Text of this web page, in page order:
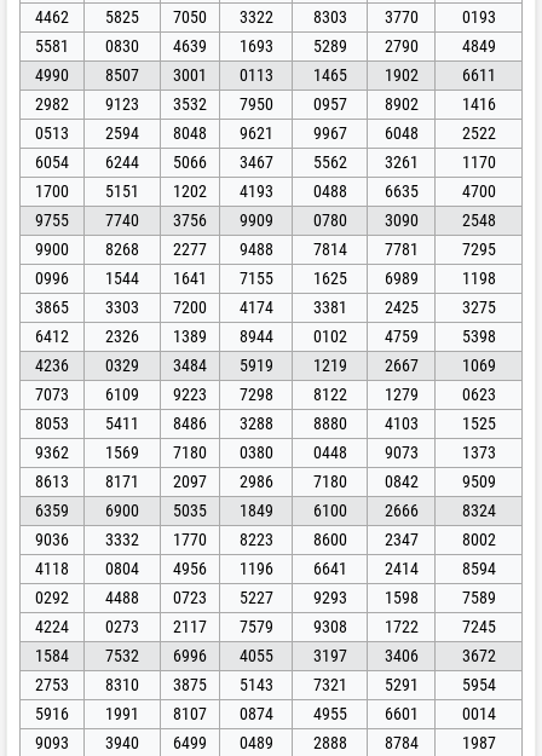
4462
5825 7050 3322 8303 3770
0193
5581
0830 4639 1693 5289 2790
4849
4990
8507 3001 0113 1465 1902
6611
2982
9123 3532 7950 0957 8902
1416
0513
2594 8048 9621 9967 6048
2522
6054
6244 5066 3467 5562 3261
1170
1700
5151 1202 4193 0488 6635
4700
9755
7740 3756 9909 0780 3090
2548
9900
8268 2277 9488 7814 7781
7295
0996
1544 1641 7155 1625 6989
1198
3865
3303 7200 4174 3381 2425
3275
6412
2326 1389 8944 0102 4759
5398
4236
0329 3484 5919 1219 2667
1069
7073
6109 9223 7298 8122 1279
0623
8053
5411 8486 3288 8880 4103
1525
9362
1569 7180 0380 0448 9073
1373
8613
8171 2097 2986 7180 0842
9509
6359
6900 5035 1849 6100 2666
8324
9036
3332 1770 8223 8600 2347
8002
4118
0804 4956 1196 6641 2414
8594
0292
4488 0723 5227 9293 1598
7589
4224
0273 2117 7579 9308 1722
7245
1584
7532 6996 4055 3197 3406
3672
2753
8310 3875 5143 7321 5291
5954
5916
1991 8107 0874 4955 6601
0014
9093
3940 6499 0489 2888 8784
1987